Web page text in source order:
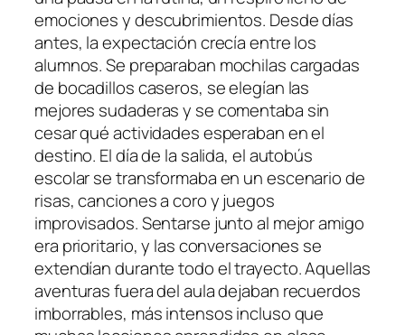
emociones y descubrimientos. Desde días
antes, la expectación crecía entre los
alumnos. Se preparaban mochilas cargadas
de bocadillos caseros, se elegían las
mejores sudaderas y se comentaba sin
cesar qué actividades esperaban en el
destino. El día de la salida, el autobús
escolar se transformaba en un escenario de
risas, canciones a coro y juegos
improvisados. Sentarse junto al mejor amigo
era prioritario, y las conversaciones se
extendían durante todo el trayecto. Aquellas
aventuras fuera del aula dejaban recuerdos
imborrables, más intensos incluso que